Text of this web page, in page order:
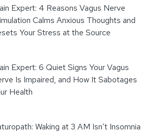
Expert: 4 Reasons Vagus Nerve
Calms Anxious Thoughts and
Your Stress at the Source
Expert: 6 Quiet Signs Your Vagus
Is Impaired, and How It Sabotages
Health
Waking at 3 AM Isn’t Insomnia